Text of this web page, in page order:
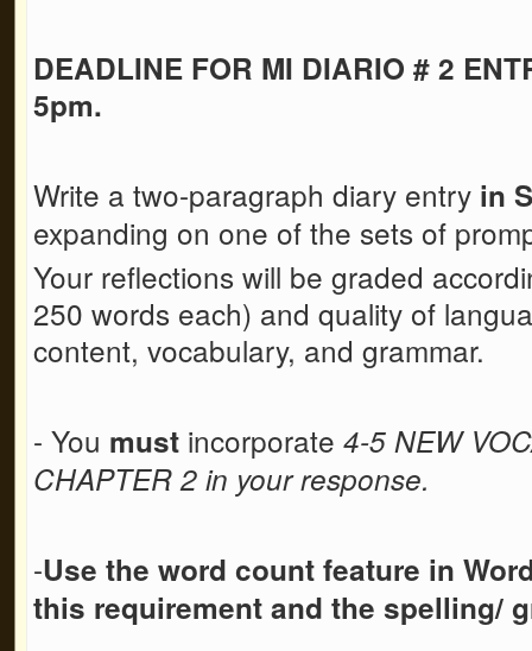
DEADLINE FOR MI DIARIO # 2
5pm.
Write a two-paragraph diary entry in
expanding on one of the sets of
Your reflections will be graded
250 words each) and quality of
content, vocabulary, and grammar.
- You mustincorporate 4-5 NEW
CHAPTER 2 in your response.
-Use the word count feature in
this requirement and the spelling/